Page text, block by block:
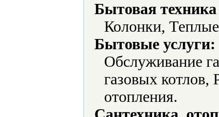
Бытовая
Колонки,
Бытовые услуги:
Обслуживание
газовых котлов,
отопления.